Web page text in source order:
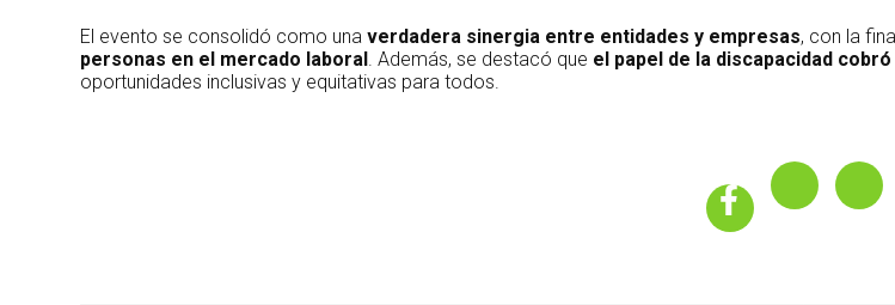
El evento se consolidó como una verdadera sinergia entre entidades y empresas, con la
personas en el mercado laboral. Además, se destacó que el papel de la discapacidad
oportunidades inclusivas y equitativas para todos.